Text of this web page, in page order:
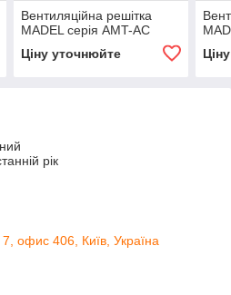
Вентиляційна решітка
MADEL серія AMT-AC
Ціну уточнюйте
рік
офис 406, Київ, Україна